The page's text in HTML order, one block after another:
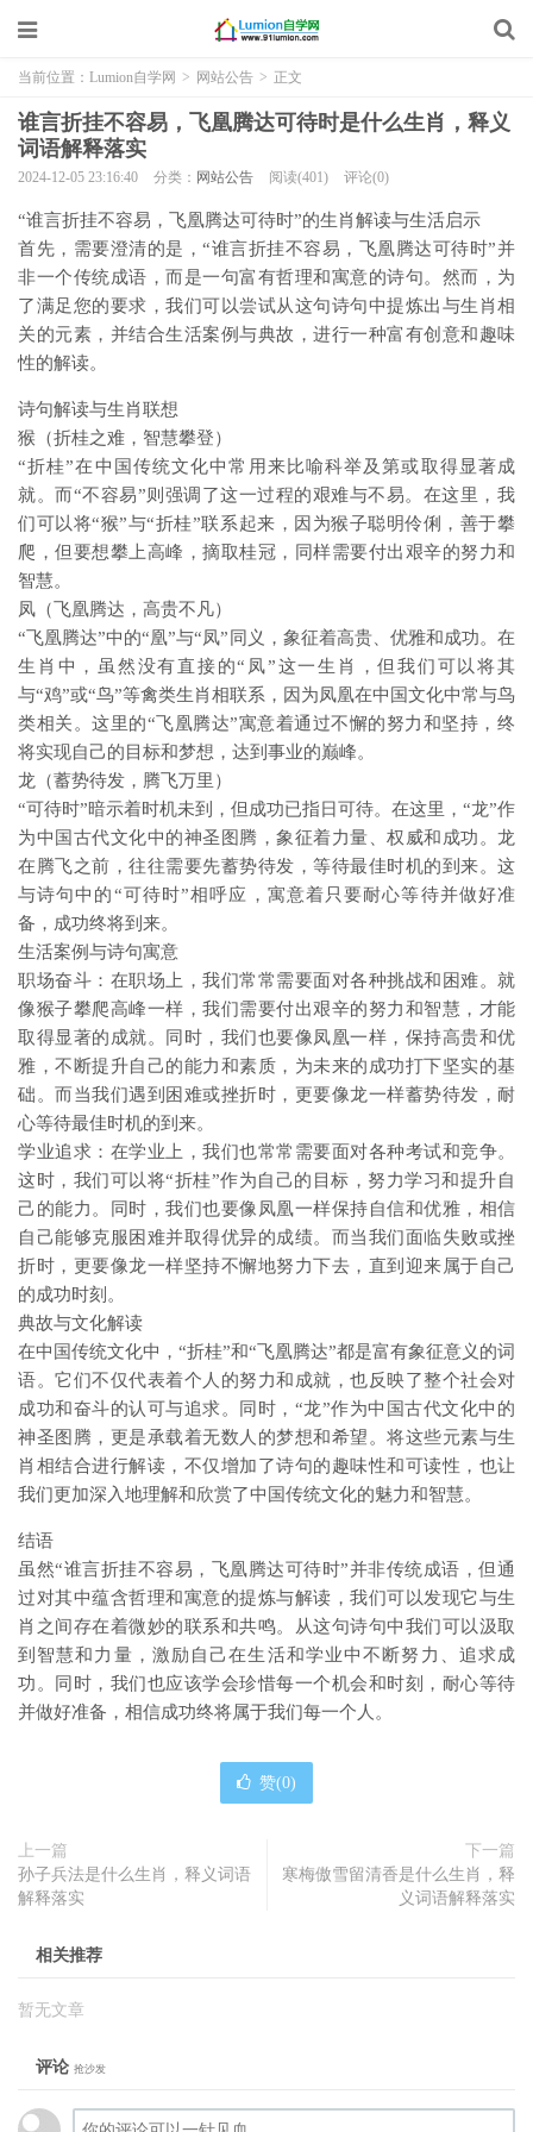
当前位置： Lumion自学网 > 网站公告 > 正文
谁言折挂不容易，飞凰腾达可待时是什么生肖，释义
词语解释落实
2024-12-05 23:16:40 分类： 网站公告 阅读(401) 评论(0)
“谁言折挂不容易，飞凰腾达可待时”的生肖解读与生活启示
首先，需要澄清的是，“谁言折挂不容易，飞凰腾达可待时”并
非一个传统成语，而是一句富有哲理和寓意的诗句。然而，为
了满足您的要求，我们可以尝试从这句诗句中提炼出与生肖相
关的元素，并结合生活案例与典故，进行一种富有创意和趣味
性的解读。
诗句解读与生肖联想
猴（折桂之难，智慧攀登）
“折桂”在中国传统文化中常用来比喻科举及第或取得显著成
就。而“不容易”则强调了这一过程的艰难与不易。在这里，我
们可以将“猴”与“折桂”联系起来，因为猴子聪明伶俐，善于攀
爬，但要想攀上高峰，摘取桂冠，同样需要付出艰辛的努力和
智慧。
凤（飞凰腾达，高贵不凡）
“飞凰腾达”中的“凰”与“凤”同义，象征着高贵、优雅和成功。在
生肖中，虽然没有直接的“凤”这一生肖，但我们可以将其
与“鸡”或“鸟”等禽类生肖相联系，因为凤凰在中国文化中常与鸟
类相关。这里的“飞凰腾达”寓意着通过不懈的努力和坚持，终
将实现自己的目标和梦想，达到事业的巅峰。
龙（蓄势待发，腾飞万里）
“可待时”暗示着时机未到，但成功已指日可待。在这里，“龙”作
为中国古代文化中的神圣图腾，象征着力量、权威和成功。龙
在腾飞之前，往往需要先蓄势待发，等待最佳时机的到来。这
与诗句中的“可待时”相呼应，寓意着只要耐心等待并做好准
备，成功终将到来。
生活案例与诗句寓意
职场奋斗：在职场上，我们常常需要面对各种挑战和困难。就
像猴子攀爬高峰一样，我们需要付出艰辛的努力和智慧，才能
取得显著的成就。同时，我们也要像凤凰一样，保持高贵和优
雅，不断提升自己的能力和素质，为未来的成功打下坚实的基
础。而当我们遇到困难或挫折时，更要像龙一样蓄势待发，耐
心等待最佳时机的到来。
学业追求：在学业上，我们也常常需要面对各种考试和竞争。
这时，我们可以将“折桂”作为自己的目标，努力学习和提升自
己的能力。同时，我们也要像凤凰一样保持自信和优雅，相信
自己能够克服困难并取得优异的成绩。而当我们面临失败或挫
折时，更要像龙一样坚持不懈地努力下去，直到迎来属于自己
的成功时刻。
典故与文化解读
在中国传统文化中，“折桂”和“飞凰腾达”都是富有象征意义的词
语。它们不仅代表着个人的努力和成就，也反映了整个社会对
成功和奋斗的认可与追求。同时，“龙”作为中国古代文化中的
神圣图腾，更是承载着无数人的梦想和希望。将这些元素与生
肖相结合进行解读，不仅增加了诗句的趣味性和可读性，也让
我们更加深入地理解和欣赏了中国传统文化的魅力和智慧。
结语
虽然“谁言折挂不容易，飞凰腾达可待时”并非传统成语，但通
过对其中蕴含哲理和寓意的提炼与解读，我们可以发现它与生
肖之间存在着微妙的联系和共鸣。从这句诗句中我们可以汲取
到智慧和力量，激励自己在生活和学业中不断努力、追求成
功。同时，我们也应该学会珍惜每一个机会和时刻，耐心等待
并做好准备，相信成功终将属于我们每一个人。
赞(0)
上一篇
孙子兵法是什么生肖，释义词语
解释落实
下一篇
寒梅傲雪留清香是什么生肖，释
义词语解释落实
相关推荐
暂无文章
评论 抢沙发